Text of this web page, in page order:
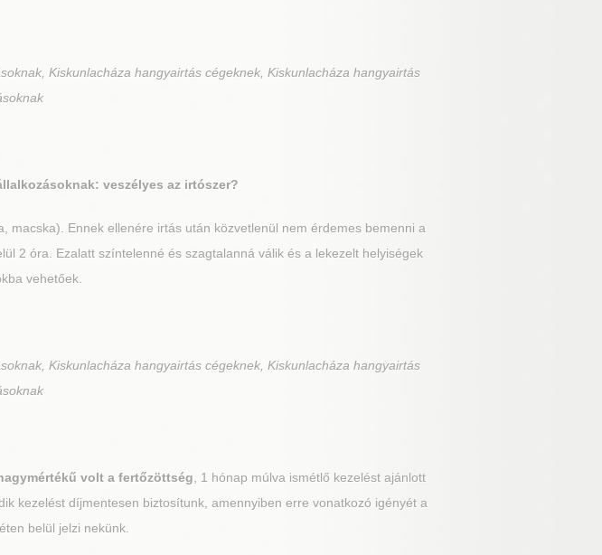
Kiskunlacháza hangyairtás cégeknek, Kiskunlacháza hangyairtás
veszélyes az irtószer?
Ennek ellenére irtás után közvetlenül nem érdemes bemenni a
2 óra. Ezalatt színtelenné és szagtalanná válik és a lekezelt helyiségek
vehetőek.
Kiskunlacháza hangyairtás cégeknek, Kiskunlacháza hangyairtás
volt a fertőzöttség , 1 hónap múlva ismétlő kezelést ajánlott
kezelést díjmentesen biztosítunk, amennyiben erre vonatkozó igényét a
belül jelzi nekünk.